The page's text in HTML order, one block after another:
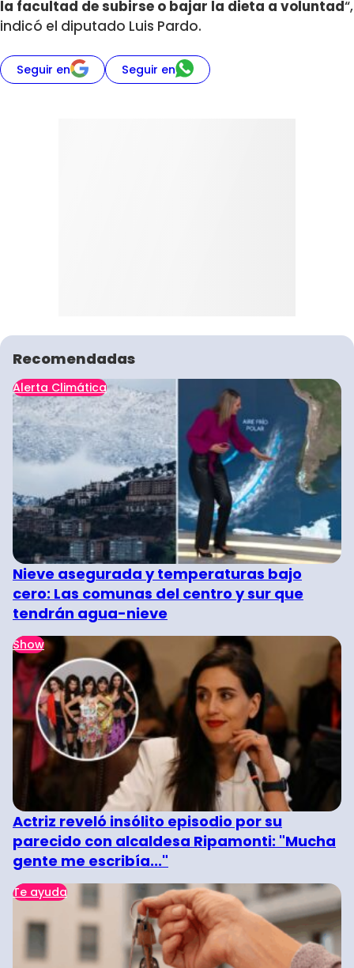
la facultad de subirse o bajar la dieta a voluntad“,
indicó el diputado Luis Pardo.
Seguir en Seguir en
Recomendadas
Alerta Climática
Nieve asegurada y temperaturas bajo
cero: Las comunas del centro y sur que
tendrán agua-nieve
Show
Actriz reveló insólito episodio por su
parecido con alcaldesa Ripamonti: "Mucha
gente me escribía..."
Te ayuda